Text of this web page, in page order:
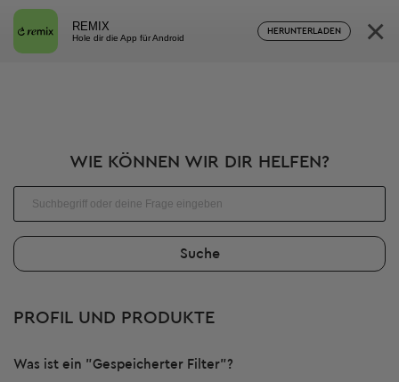
REMIX
Hole dir die App für Android
HERUNTERLADEN ×
WIE KÖNNEN WIR DIR HELFEN?
Suche
PROFIL UND PRODUKTE
Was ist ein "Gespeicherter Filter"?